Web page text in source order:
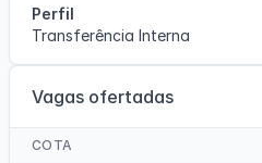
Perfil
Transferência Interna
Vagas ofertadas
COTA